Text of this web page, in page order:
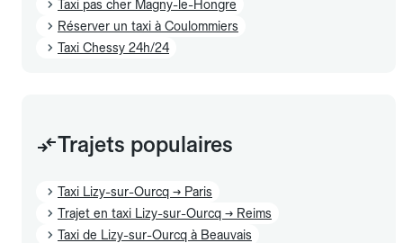
Taxi pas cher Magny-le-Hongre
Réserver un taxi à Coulommiers
Taxi Chessy 24h/24
Trajets populaires
Taxi Lizy-sur-Ourcq → Paris
Trajet en taxi Lizy-sur-Ourcq → Reims
Taxi de Lizy-sur-Ourcq à Beauvais